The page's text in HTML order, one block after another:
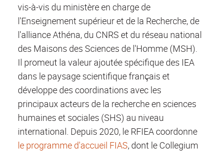
vis-à-vis du ministère en charge de
l'Enseignement supérieur et de la Recherche, de
l'alliance Athéna, du CNRS et du réseau national
des Maisons des Sciences de l'Homme (MSH).
Il promeut la valeur ajoutée spécifique des IEA
dans le paysage scientifique français et
développe des coordinations avec les
principaux acteurs de la recherche en sciences
humaines et sociales (SHS) au niveau
international. Depuis 2020, le RFIEA coordonne
le programme d'accueil FIAS, dont le Collegium